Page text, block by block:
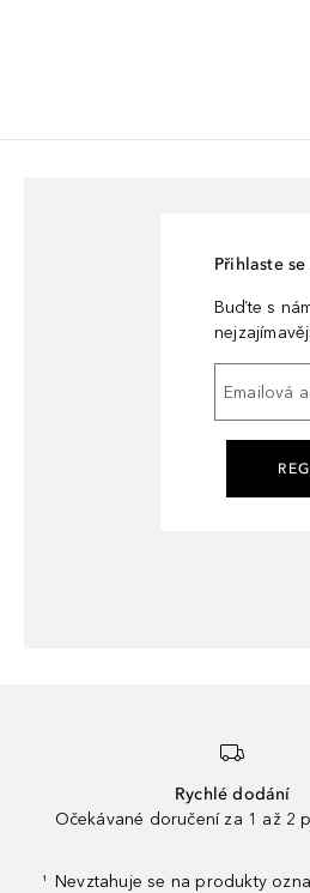
Přihlaste
Buďte s
Emailová
Rychlé dodání
Očekávané doručení za 1 až 2
¹ Nevztahuje se na produkty